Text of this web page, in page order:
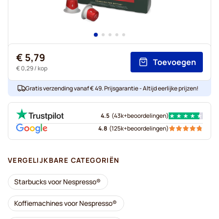
€ 5,79
€ 0,29/ kop
Toevoegen
Gratis verzending vanaf € 49. Prijsgarantie - Altijd eerlijke prijzen!
4.5 (43k+beoordelingen)
4.8 (125k+beoordelingen)
VERGELIJKBARE CATEGORIËN
Starbucks voor Nespresso®
Koffiemachines voor Nespresso®